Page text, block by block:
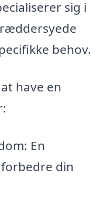
sig i
behov.
have en
En
din